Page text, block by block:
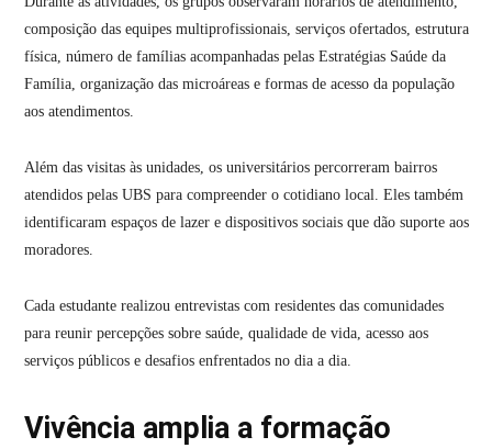
composição das equipes multiprofissionais, serviços ofertados, estrutura
física, número de famílias acompanhadas pelas Estratégias Saúde da
Família, organização das microáreas e formas de acesso da população
aos atendimentos.
Além das visitas às unidades, os universitários percorreram bairros
atendidos pelas UBS para compreender o cotidiano local. Eles também
identificaram espaços de lazer e dispositivos sociais que dão suporte aos
moradores.
Cada estudante realizou entrevistas com residentes das comunidades
para reunir percepções sobre saúde, qualidade de vida, acesso aos
serviços públicos e desafios enfrentados no dia a dia.
Vivência amplia a formação